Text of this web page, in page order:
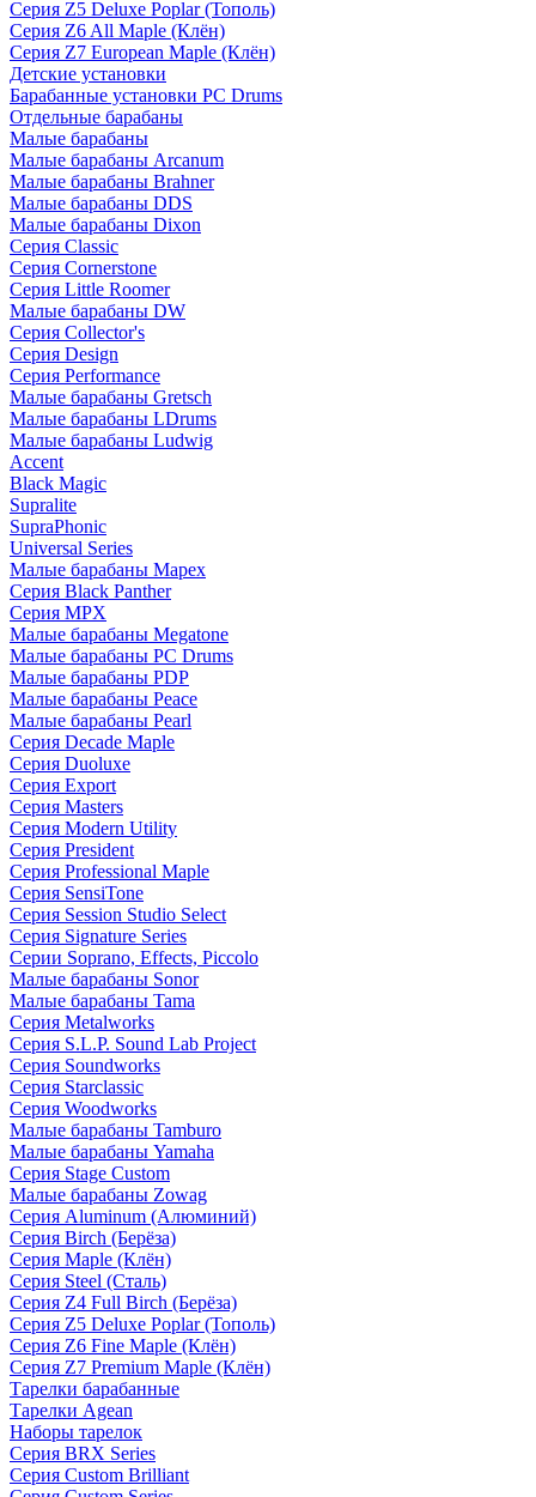
Серия Z5 Deluxe Poplar (Тополь)
Серия Z6 All Maple (Клён)
Серия Z7 European Maple (Клён)
Детские установки
Барабанные установки PC Drums
Отдельные барабаны
Малые барабаны
Малые барабаны Arcanum
Малые барабаны Brahner
Малые барабаны DDS
Малые барабаны Dixon
Серия Classic
Серия Cornerstone
Серия Little Roomer
Малые барабаны DW
Серия Collector's
Серия Design
Серия Performance
Малые барабаны Gretsch
Малые барабаны LDrums
Малые барабаны Ludwig
Accent
Black Magic
Supralite
SupraPhonic
Universal Series
Малые барабаны Mapex
Серия Black Panther
Серия MPX
Малые барабаны Megatone
Малые барабаны PC Drums
Малые барабаны PDP
Малые барабаны Peace
Малые барабаны Pearl
Серия Decade Maple
Серия Duoluxe
Серия Export
Серия Masters
Серия Modern Utility
Серия President
Серия Professional Maple
Серия SensiTone
Серия Session Studio Select
Серия Signature Series
Серии Soprano, Effects, Piccolo
Малые барабаны Sonor
Малые барабаны Tama
Серия Metalworks
Серия S.L.P. Sound Lab Project
Серия Soundworks
Серия Starclassic
Серия Woodworks
Малые барабаны Tamburo
Малые барабаны Yamaha
Серия Stage Custom
Малые барабаны Zowag
Серия Aluminum (Алюминий)
Серия Birch (Берёза)
Серия Maple (Клён)
Серия Steel (Сталь)
Серия Z4 Full Birch (Берёза)
Серия Z5 Deluxe Poplar (Тополь)
Серия Z6 Fine Maple (Клён)
Серия Z7 Premium Maple (Клён)
Тарелки барабанные
Тарелки Agean
Наборы тарелок
Серия BRX Series
Серия Custom Brilliant